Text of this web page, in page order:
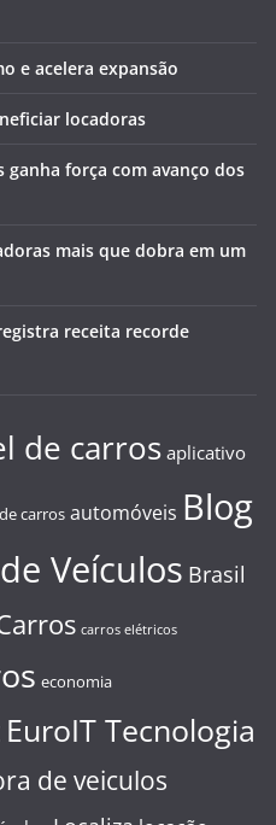
e acelera expansão
locadoras
força com avanço dos
mais que dobra em um
receita recorde
de carros aplicativo
carros automóveis Blog
Veículos Brasil
carros elétricos
economia
EuroIT Tecnologia
de veiculos